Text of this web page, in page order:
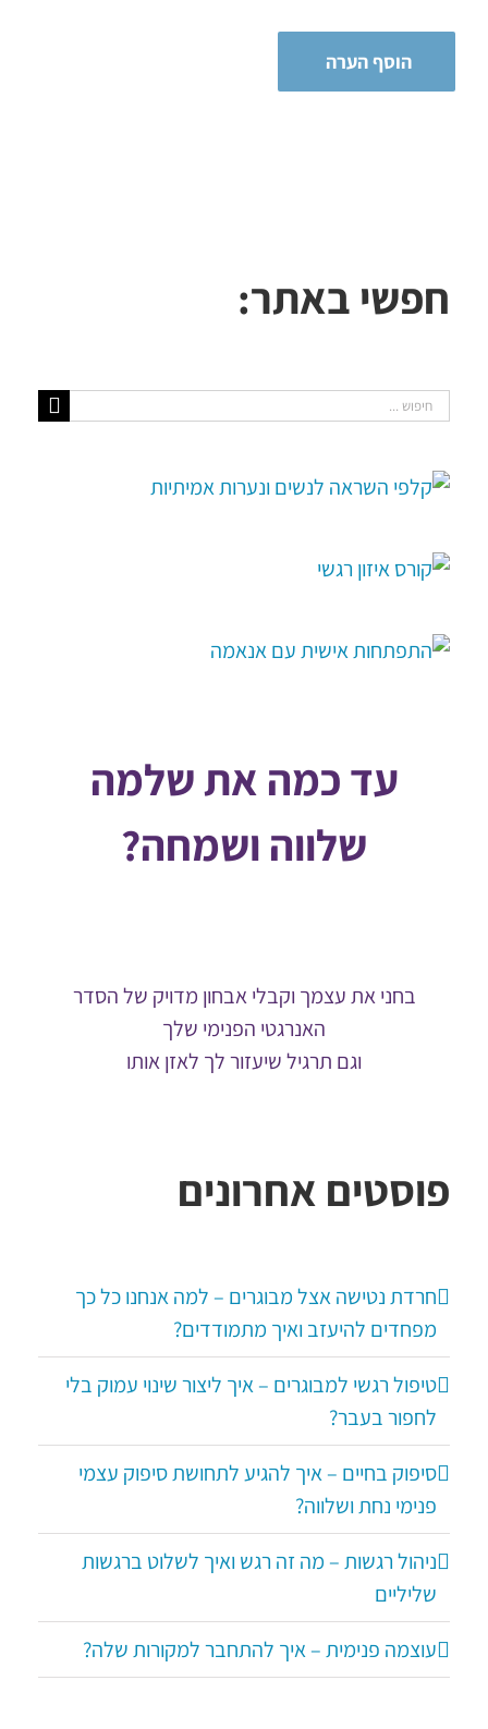
חפשי באתר:
חיפוש...
עד כמה את שלמה
שלווה ושמחה?
בחני את עצמך וקבלי אבחון מדויק של הסדר
האנרגטי הפנימי שלך
וגם תרגיל שיעזור לך לאזן אותו
פוסטים אחרונים
חרדת נטישה אצל מבוגרים – למה אנחנו כל כך
מפחדים להיעזב ואיך מתמודדים?
טיפול רגשי למבוגרים – איך ליצור שינוי עמוק בלי
לחפור בעבר?
סיפוק בחיים – איך להגיע לתחושת סיפוק עצמי
פנימי נחת ושלווה?
ניהול רגשות – מה זה רגש ואיך לשלוט ברגשות
שליליים
עוצמה פנימית – איך להתחבר למקורות שלה?